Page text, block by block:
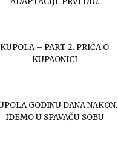
KUPOLA – PART 2. PRIČA O
KUPAONICI
GODINU DANA NAKON.
IDEMO U SPAVAĆU SOBU